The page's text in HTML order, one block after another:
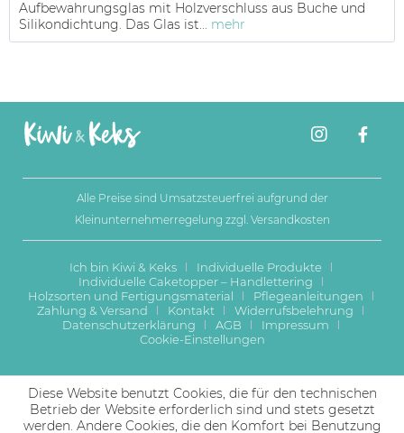
Aufbewahrungsglas mit Holzverschluss aus Buche und
Silikondichtung. Das Glas ist...
mehr
Alle Preise sind Umsatzsteuerfrei aufgrund der
Kleinunternehmerregelung zzgl. Versandkosten
Ich bin Kiwi & Keks
Individuelle Produkte
Individuelle Caketopper – Handlettering
Holzsorten und Fertigungsmaterial
Pflegeanleitungen
Zahlung & Versand
Kontakt
Widerrufsbelehrung
Datenschutzerklärung
AGB
Impressum
Cookie-Einstellungen
Diese Website benutzt Cookies, die für den technischen
Betrieb der Website erforderlich sind und stets gesetzt
werden. Andere Cookies, die den Komfort bei Benutzung